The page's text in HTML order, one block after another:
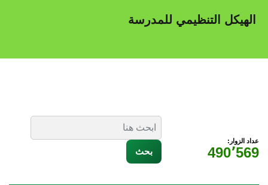
الهيكل التنظيمي للمدرسة
عداد الزوار:
490٬569